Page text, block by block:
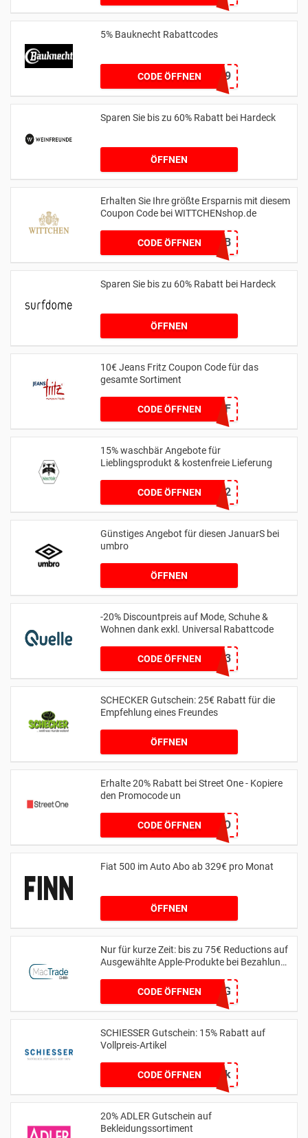
5% Bauknecht Rabattcodes
CODE ÖFFNENBK5W619
Sparen Sie bis zu 60% Rabatt bei Hardeck
ÖFFNEN
Erhalten Sie Ihre größte Ersparnis mit diesem
Coupon Code bei WITTCHENshop.de
CODE ÖFFNEN666EF2CB
Sparen Sie bis zu 60% Rabatt bei Hardeck
ÖFFNEN
10€ Jeans Fritz Coupon Code für das
gesamte Sortiment
CODE ÖFFNENWCOM2JF
15% waschbär Angebote für
Lieblingsprodukt & kostenfreie Lieferung
CODE ÖFFNEN35H952
Günstiges Angebot für diesen JanuarS bei
umbro
ÖFFNEN
-20% Discountpreis auf Mode, Schuhe &
Wohnen dank exkl. Universal Rabattcode
CODE ÖFFNEN15013
SCHECKER Gutschein: 25€ Rabatt für die
Empfehlung eines Freundes
ÖFFNEN
Erhalte 20% Rabatt bei Street One - Kopiere
den Promocode un
CODE ÖFFNENMYLOVESO
Fiat 500 im Auto Abo ab 329€ pro Monat
ÖFFNEN
Nur für kurze Zeit: bis zu 75€ Reductions auf
Ausgewählte Apple-Produkte bei Bezahlung
CODE ÖFFNEN
MTSPAR-75FZG
SCHIESSER Gutschein: 15% Rabatt auf
Vollpreis-Artikel
CODE ÖFFNEN6uapk
20% ADLER Gutschein auf
Bekleidungssortiment